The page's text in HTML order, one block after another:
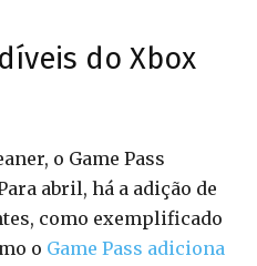
do Xbox
o Game Pass
abril, há a adição de
como exemplificado
o Game Pass adiciona